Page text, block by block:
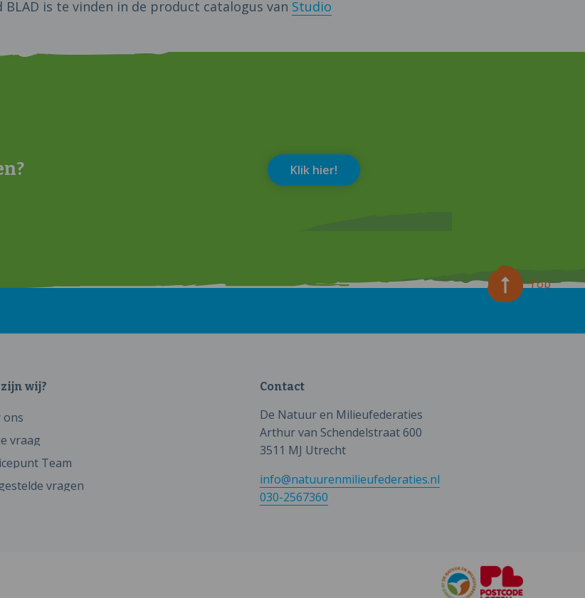
is te vinden in de product catalogus van Studio
Klik hier!
wij?
ons
vraag
Team
vragen
Contact
De Natuur en Milieufederaties
Arthur van Schendelstraat 600
3511 MJ Utrecht
info@natuurenmilieufederaties.nl
030-2567360
Top